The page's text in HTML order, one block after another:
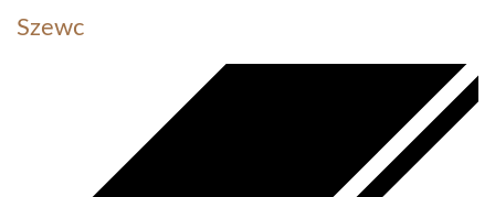
Szewc